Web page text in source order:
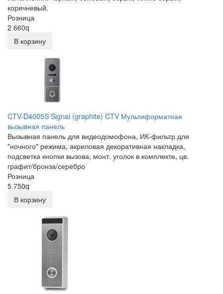
коричневый.
Розница
2 660q
В корзину
CTV-D4005S Signal (graphite) CTV Мультиформатная
вызывная панель
Вызывная панель для видеодомофона, ИК-фильтр для
"ночного" режима, акриловая декоративная накладка,
подсветка кнопки вызова, монт. уголок в комплекте, цв.
графит/бронза/серебро
Розница
5 750q
В корзину